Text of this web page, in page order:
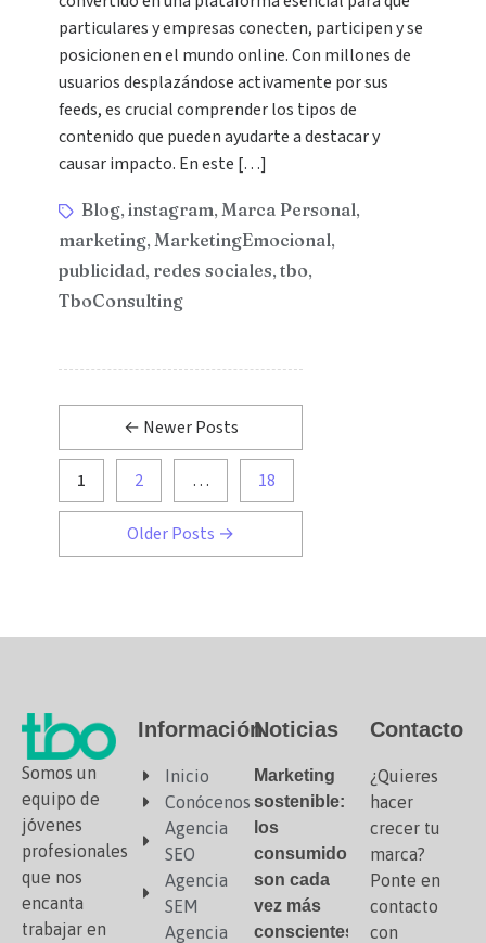
particulares y empresas conecten, participen y se
posicionen en el mundo online. Con millones de
usuarios desplazándose activamente por sus
feeds, es crucial comprender los tipos de
contenido que pueden ayudarte a destacar y
causar impacto. En este […]
Blog,instagram,Marca Personal,
marketing,MarketingEmocional,
publicidad, redes sociales,tbo,
TboConsulting
← NewerPosts
1 2 … 18
OlderPosts →
Somos un
equipo de
jóvenes
profesionales
que nos
encanta
trabajar en
Información
Inicio
Conócenos
Agencia
SEO
Agencia
SEM
Agencia
Noticias
Marketing
sostenible:
los
consumidores
son cada
vez más
conscientes
Contacto
¿Quieres
hacer
crecer tu
marca?
Ponte en
contacto
con